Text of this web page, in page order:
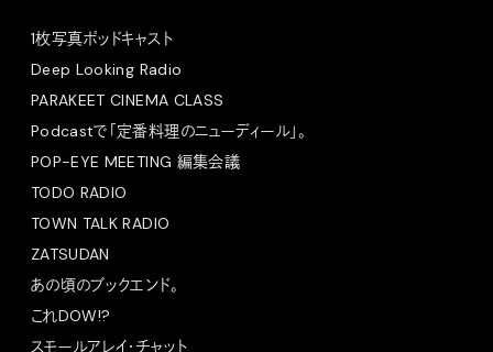
1枚写真ポッドキャスト
Deep Looking Radio
PARAKEET CINEMA CLASS
Podcastで「定番料理のニューディール」。
POP-EYE MEETING 編集会議
TODO RADIO
TOWN TALK RADIO
ZATSUDAN
あの頃のブックエンド。
これDOW!?
スモールアレイ・チャット